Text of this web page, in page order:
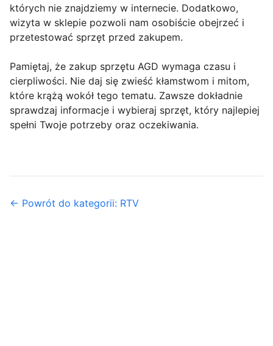
których nie znajdziemy w internecie. Dodatkowo,
wizyta w sklepie pozwoli nam osobiście obejrzeć i
przetestować sprzęt przed zakupem.
Pamiętaj, że zakup sprzętu AGD wymaga czasu i
cierpliwości. Nie daj się zwieść kłamstwom i mitom,
które krążą wokół tego tematu. Zawsze dokładnie
sprawdzaj informacje i wybieraj sprzęt, który najlepiej
spełni Twoje potrzeby oraz oczekiwania.
← Powrót do kategorii: RTV